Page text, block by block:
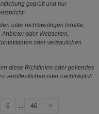
geprüft und nur
oder rechtswidrigen Inhalte,
oder Webseiten,
oder vertraulichen
diese Richtlinien oder geltendes
veröffentlichen oder nachträglich
6 .... 46 >